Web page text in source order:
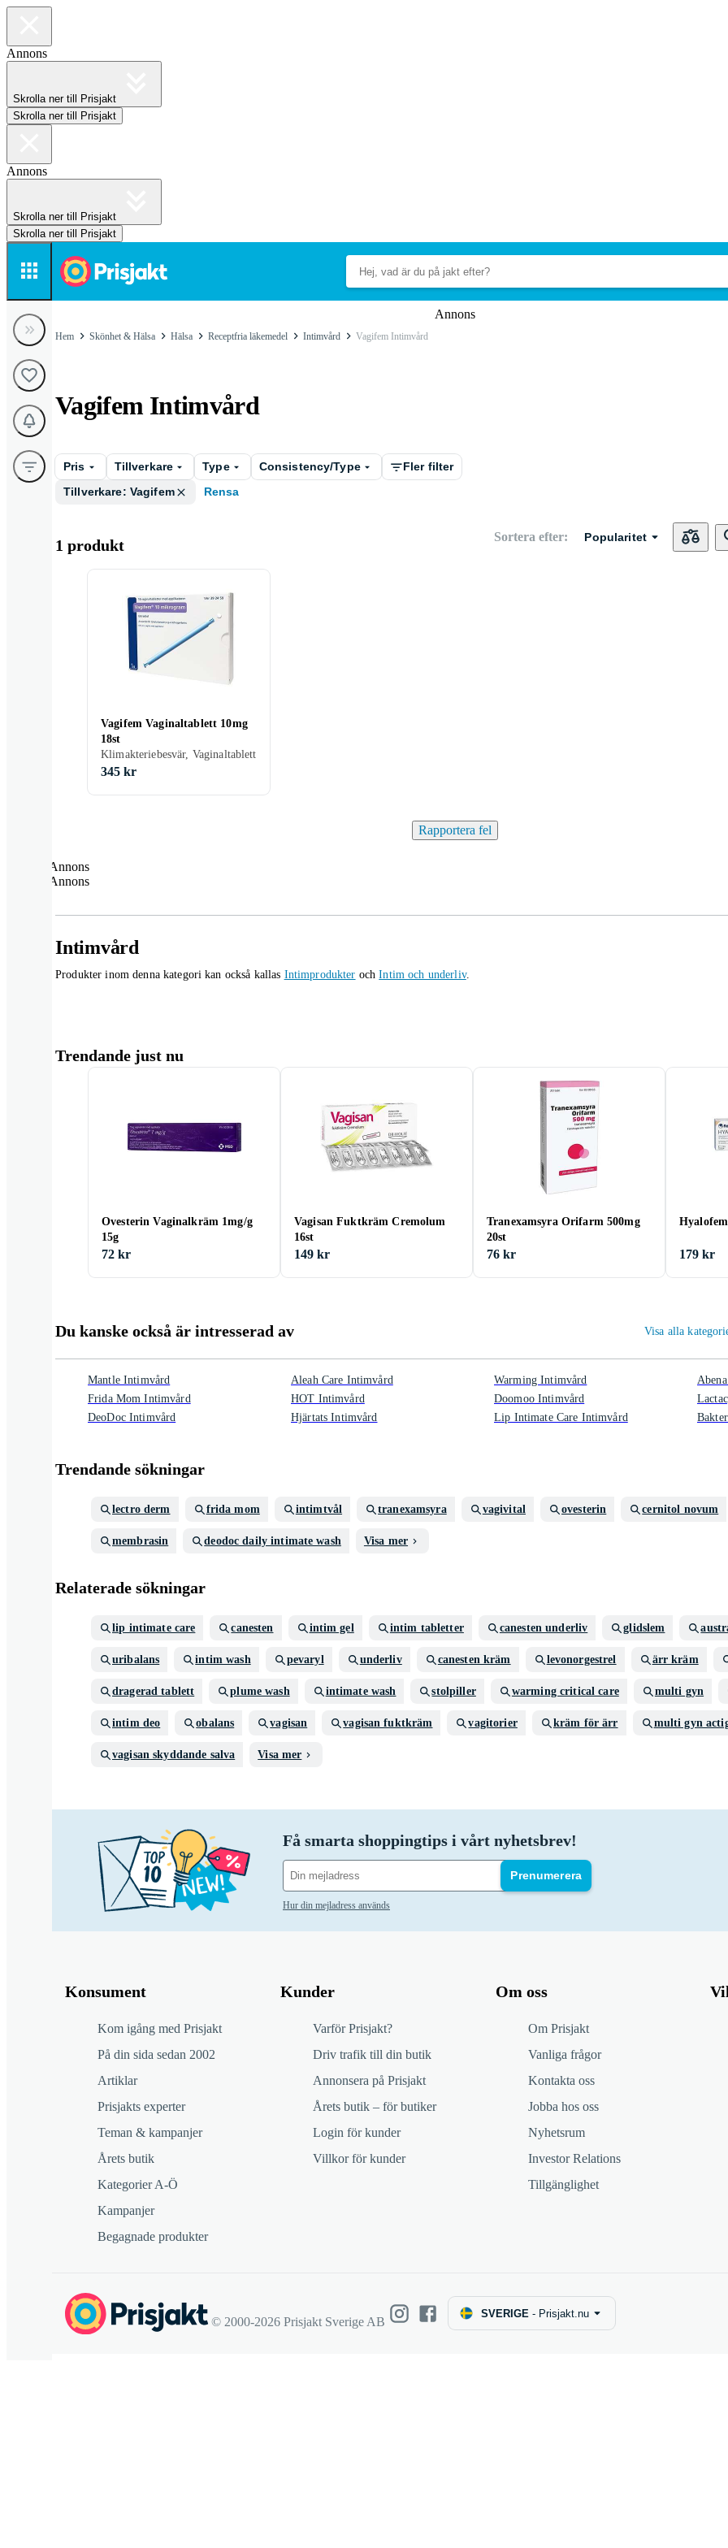
Annons
Skrolla ner till Prisjakt
Skrolla ner till Prisjakt
Annons
Skrolla ner till Prisjakt
Skrolla ner till Prisjakt
Annons
Hem Skönhet & Hälsa Hälsa Receptfria läkemedel Intimvård Vagifem Intimvård
Vagifem Intimvård
Pris Tillverkare Type Consistency/Type
Fler filter
Tillverkare: Vagifem
Rensa
1 produkt Sortera efter: Popularitet
Vagifem Vaginaltablett 10mg
18st
Klimakteriebesvär, Vaginaltablett
345 kr
Rapportera fel
Annons
Annons
Intimvård
Produkter inom denna kategori kan också kallas Intimprodukter ochIntim och underliv.
Trendande just nu
Ovesterin Vaginalkräm 1mg/g
15g
72 kr
Vagisan Fuktkräm Cremolum
16st
149 kr
Tranexamsyra Orifarm 500mg
20st
76 kr 179 kr
Du kanske också är intresserad av Visa alla
Mantle Intimvård
Frida Mom Intimvård
DeoDoc Intimvård
Aleah Care Intimvård
HOT Intimvård
Hjärtats Intimvård
Warming Intimvård
Doomoo Intimvård
Lip Intimate Care Intimvård
Trendande sökningar
lectro derm frida mom intimtvål tranexamsyra vagivital ovesterin cernitol novum
membrasin deodoc daily intimate wash Visa mer
Relaterade sökningar
lip intimate care canesten intim gel intim tabletter canesten underliv glidslem
uribalans intim wash pevaryl underliv canesten kräm levonorgestrel ärr kräm
dragerad tablett plume wash intimate wash stolpiller warming critical care multi gyn
intim deo obalans vagisan vagisan fuktkräm vagitorier kräm för ärr multi gyn
vagisan skyddande salva Visa mer
Få smarta shoppingtips i vårt nyhetsbrev!
Prenumerera
Hur din mejladress används
Konsument
Kom igång med Prisjakt
På din sida sedan 2002
Artiklar
Prisjakts experter
Teman & kampanjer
Årets butik
Kategorier A-Ö
Kampanjer
Begagnade produkter
Kunder
Varför Prisjakt?
Driv trafik till din butik
Annonsera på Prisjakt
Årets butik – för butiker
Login för kunder
Villkor för kunder
Om oss
Om Prisjakt
Vanliga frågor
Kontakta oss
Jobba hos oss
Nyhetsrum
Investor Relations
Tillgänglighet
© 2000-2026 Prisjakt Sverige AB
SVERIGE - Prisjakt.nu